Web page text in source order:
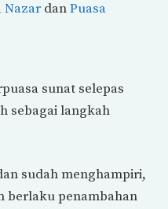
NazardanPuasa
sunat selepas
sebagai langkah
sudah menghampiri,
berlaku penambahan